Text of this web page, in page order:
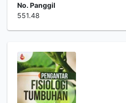
No. Panggil
551.48